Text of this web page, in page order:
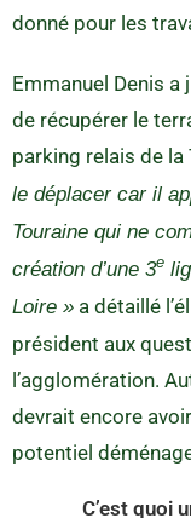
donné pour les
Emmanuel Denis
de récupérer le
parking relais de la
le déplacer car il
Touraine qui ne
création d’une 3e
Loire » a détaillé
président aux
l’agglomération.
devrait encore
potentiel
C’est quoi